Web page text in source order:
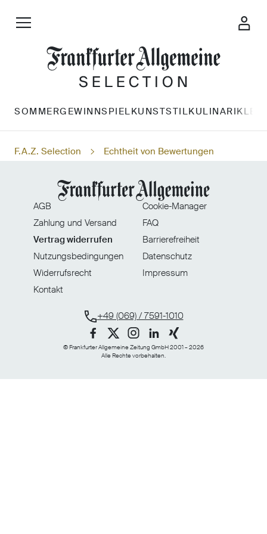
SOMMERGEWINNSPIELKUNSTSTILKULINARIK
F.A.Z. Selection Echtheit von Bewertungen
AGB
Zahlung und Versand
Widerrufsrecht
Vertrag widerrufen
Cookie-Manager
FAQ
Barrierefreiheit
Datenschutz
Nutzungsbedingungen
Impressum
Kontakt
+49 (069) / 7591-1010
© Frankfurter Allgemeine Zeitung GmbH 2001 – 2026
Alle Rechte vorbehalten.